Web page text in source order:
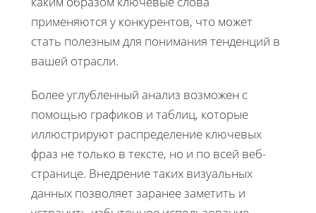
применяются у конкурентов, что может
стать полезным для понимания тенденций в
вашей отрасли.
Более углубленный анализ возможен с
помощью графиков и таблиц, которые
иллюстрируют распределение ключевых
фраз не только в тексте, но и по всей веб-
странице. Внедрение таких визуальных
данных позволяет заранее заметить и